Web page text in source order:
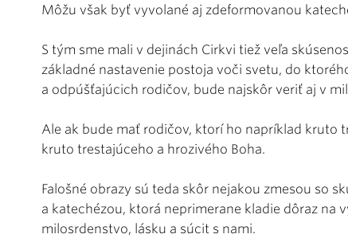
Môžu však byť vyvolané aj zdeformovanou
S tým sme mali v dejinách Cirkvi tiež veľa
základné nastavenie postoja voči svetu, do
a odpúšťajúcich rodičov, bude najskôr veriť aj v
Ale ak bude mať rodičov, ktorí ho napríklad kruto
kruto trestajúceho a hrozivého Boha.
Falošné obrazy sú teda skôr nejakou zmesou so
a katechézou, ktorá neprimerane kladie dôraz na
milosrdenstvo, lásku a súcit s nami.